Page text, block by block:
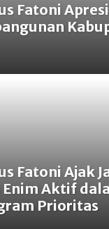
Fatoni
Fatoni Ajak
Enim Aktif
Prioritas